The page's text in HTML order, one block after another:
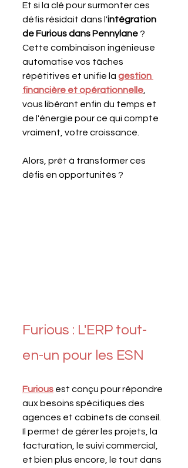
Et si la clé pour surmonter ces
défis résidait dans l'intégration
de Furious dans Pennylane ?
Cette combinaison ingénieuse
automatise vos tâches
répétitives et unifie la gestion
financière et opérationnelle
vous libérant enfin du temps et
de l'énergie pour ce qui compte
vraiment, votre croissance.
Alors, prêt à transformer ces
défis en opportunités ?
Furious : L'ERP tout-
en-un pour les ESN
Furious est conçu pour répondre
aux besoins spécifiques des
agences et cabinets de conseil.
Il permet de gérer les projets, la
facturation, le suivi commercial,
et bien plus encore, le tout dans